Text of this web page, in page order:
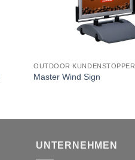
OUTDOOR KUNDENSTOPPER
Master Wind Sign
UNTERNEHMEN